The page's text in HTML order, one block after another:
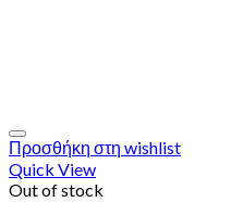
Προσθήκη στη wishlist
Quick View
Out of stock